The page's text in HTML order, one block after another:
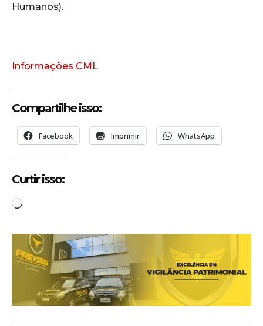
Humanos).
Informações CML
Compartilhe isso:
Facebook Imprimir WhatsApp
Curtir isso:
C
r
r
e
n
d